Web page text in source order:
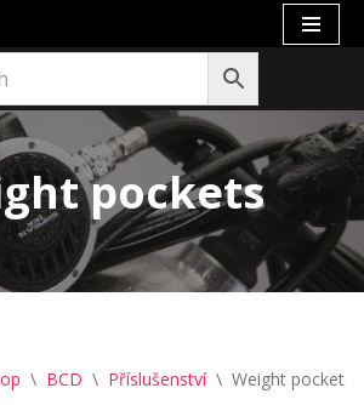
pockets
\ BCD \ Příslušenství \ Weight pockets